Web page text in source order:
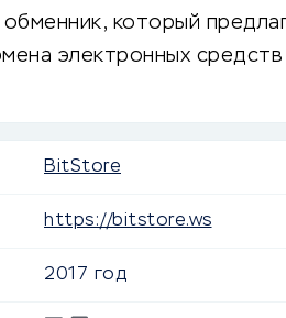
который
электронных
BitStore
https://bitstore.ws
2017 год